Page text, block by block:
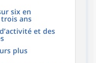
six en
ans
et des
plus